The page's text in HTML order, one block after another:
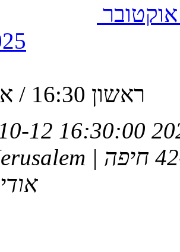
חמישי, 9 אוקטובר
ראשון 16:30 / אודיטוריום
12 16:30:00